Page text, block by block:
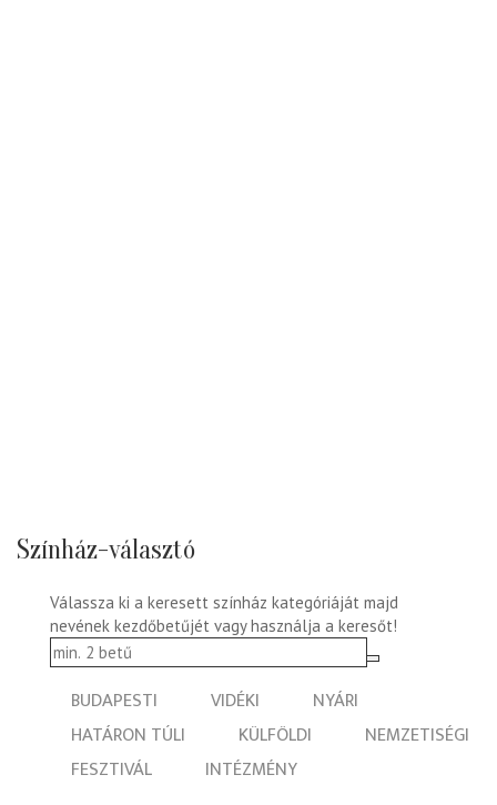
Színház-választó
Válassza ki a keresett színház kategóriáját majd
nevének kezdőbetűjét vagy használja a keresőt!
BUDAPESTI VIDÉKI
NYÁRI
HATÁRON TÚLI
KÜLFÖLDI
NEMZETISÉGI
FESZTIVÁL
INTÉZMÉNY